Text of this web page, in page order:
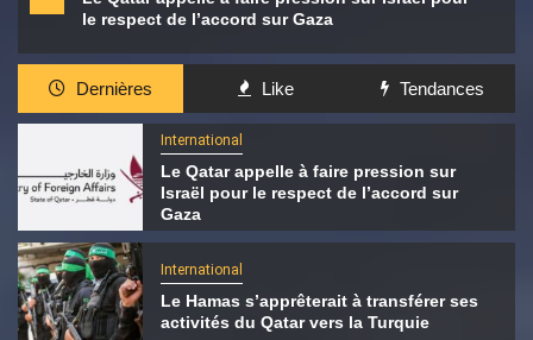
le respect de l’accord sur Gaza
Dernières Like Tendances
International
Le Qatar appelle à faire pression sur
Israël pour le respect de l’accord sur
Gaza
International
Le Hamas s’apprêterait à transférer ses
activités du Qatar vers la Turquie